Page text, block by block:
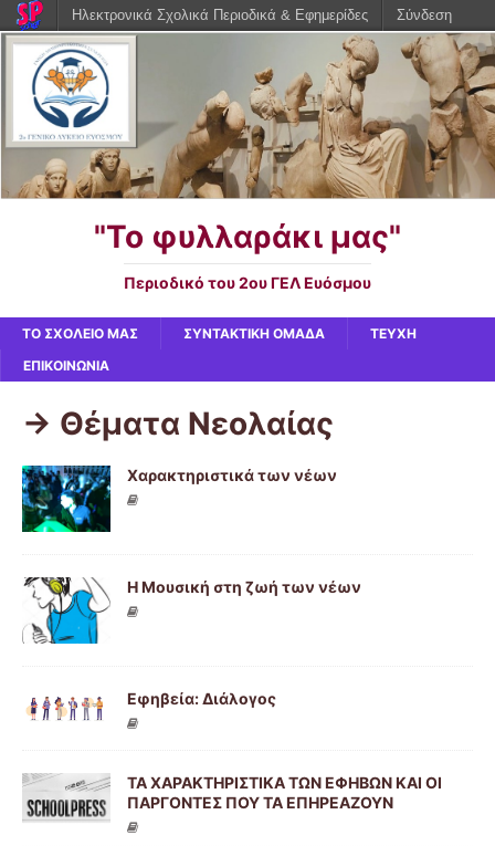
"Το φυλλαράκι μας"
Περιοδικό του 2ου ΓΕΛ Ευόσμου
ΤΟ ΣΧΟΛΕΙΟ ΜΑΣ ΣΥΝΤΑΚΤΙΚΗ ΟΜΑΔΑ
ΤΕΥΧΗ
ΕΠΙΚΟΙΝΩΝΙΑ
-> Θέματα Νεολαίας
Χαρακτηριστικά των νέων
Η Μουσική στη ζωή των νέων
Εφηβεία: Διάλογος
ΤΑ ΧΑΡΑΚΤΗΡΙΣΤΙΚΑ ΤΩΝ ΕΦΗΒΩΝ ΚΑΙ ΟΙ
ΠΑΡΓΟΝΤΕΣ ΠΟΥ ΤΑ ΕΠΗΡΕΑΖΟΥΝ
Ηλεκτρονικά Σχολικά Περιοδικά & Εφημερίδες Σύνδεση